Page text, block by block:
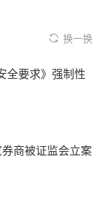
换一换
全要求》强制性
商被证监会立案